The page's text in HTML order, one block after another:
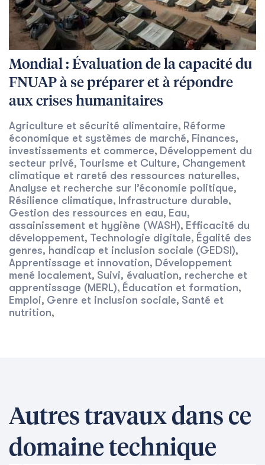
Mondial : Évaluation de la capacité du
FNUAP à se préparer et à répondre
aux crises humanitaires
Agriculture et sécurité alimentaire, Réforme
économique et systèmes de marché, Finances,
investissements et commerce, Développement du
secteur privé, Tourisme et Culture, Changement
climatique et rareté des ressources naturelles,
Analyse et recherche sur l’économie politique,
Résilience climatique, Infrastructure durable,
Gestion des ressources en eau, Eau,
assainissement et hygiène (WASH), Efficacité du
développement, Technologie digitale, Égalité des
genres, handicap et inclusion sociale (GEDSI),
Apprentissage et innovation, Développement
mené localement, Suivi, évaluation, recherche et
apprentissage (MERL), Éducation et formation,
Emploi, Genre et inclusion sociale, Santé et
nutrition,
Autres travaux dans ce
domaine technique